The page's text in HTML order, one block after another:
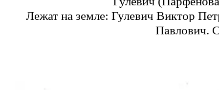
Лежат на земле: Гулевич Виктор
Павлович.